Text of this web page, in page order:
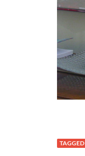
TAGGED